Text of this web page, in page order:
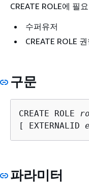
CREATE ROLE에 필
수퍼유저
CREATE ROLE
구문
CREATE ROLE
[ EXTERNALID
파라미터